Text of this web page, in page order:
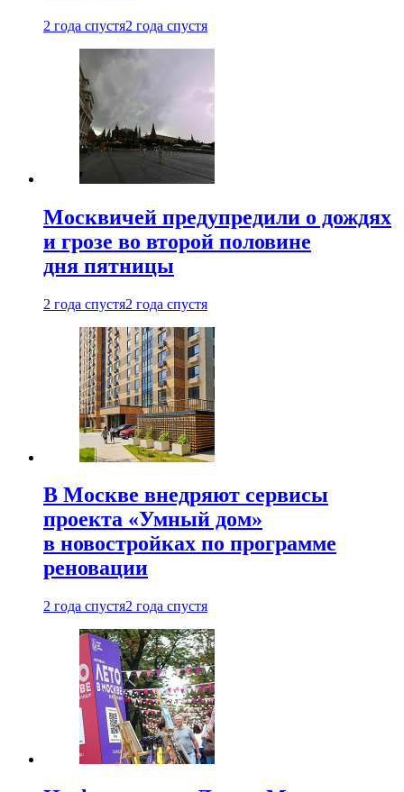
2 года спустя2 года спустя
Москвичей предупредили о дождях
и грозе во второй половине
дня пятницы
2 года спустя2 года спустя
В Москве внедряют сервисы
проекта «Умный дом»
в новостройках по программе
реновации
2 года спустя2 года спустя